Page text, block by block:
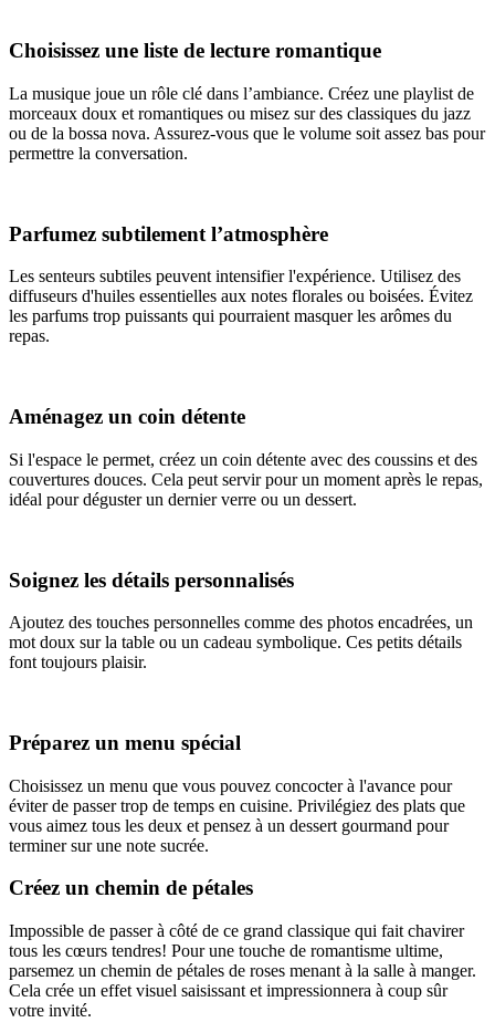
Choisissez une liste de lecture romantique
La musique joue un rôle clé dans l’ambiance. Créez une playlist de
morceaux doux et romantiques ou misez sur des classiques du jazz
ou de la bossa nova. Assurez-vous que le volume soit assez bas pour
permettre la conversation.
Parfumez subtilement l’atmosphère
Les senteurs subtiles peuvent intensifier l'expérience. Utilisez des
diffuseurs d'huiles essentielles aux notes florales ou boisées. Évitez
les parfums trop puissants qui pourraient masquer les arômes du
repas.
Aménagez un coin détente
Si l'espace le permet, créez un coin détente avec des coussins et des
couvertures douces. Cela peut servir pour un moment après le repas,
idéal pour déguster un dernier verre ou un dessert.
Soignez les détails personnalisés
Ajoutez des touches personnelles comme des photos encadrées, un
mot doux sur la table ou un cadeau symbolique. Ces petits détails
font toujours plaisir.
Préparez un menu spécial
Choisissez un menu que vous pouvez concocter à l'avance pour
éviter de passer trop de temps en cuisine. Privilégiez des plats que
vous aimez tous les deux et pensez à un dessert gourmand pour
terminer sur une note sucrée.
Créez un chemin de pétales
Impossible de passer à côté de ce grand classique qui fait chavirer
tous les cœurs tendres! Pour une touche de romantisme ultime,
parsemez un chemin de pétales de roses menant à la salle à manger.
Cela crée un effet visuel saisissant et impressionnera à coup sûr
votre invité.